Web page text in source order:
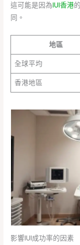
這可能是因為IUI香港
同。
地區
全球平均
香港地區
影響IUI成功率的因素